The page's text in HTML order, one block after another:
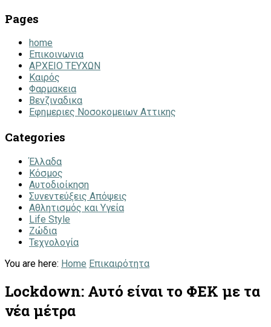
Pages
home
Επικοινωνια
ΑΡΧΕΙΟ ΤΕΥΧΩΝ
Καιρός
Φαρμακεια
Βενζιναδικα
Εφημεριες Νοσοκομειων Αττικης
Categories
Έλλαδα
Κόσμος
Αυτοδιοίκηση
Συνεντεύξεις Απόψεις
Αθλητισμός και Υγεία
Life Style
Ζώδια
Τεχνολογία
You are here: Home Επικαιρότητα
Lockdown: Αυτό είναι το ΦΕΚ με τα
νέα μέτρα